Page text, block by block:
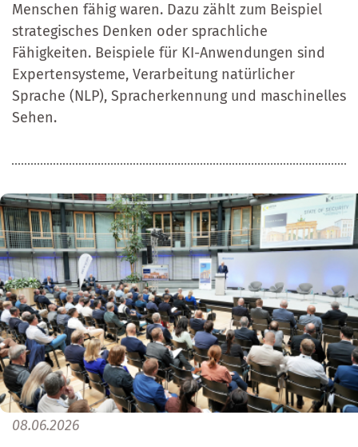
Menschen fähig waren. Dazu zählt zum Beispiel
strategisches Denken oder sprachliche
Fähigkeiten. Beispiele für KI-Anwendungen sind
Expertensysteme, Verarbeitung natürlicher
Sprache (NLP), Spracherkennung und maschinelles
Sehen.
08.06.2026